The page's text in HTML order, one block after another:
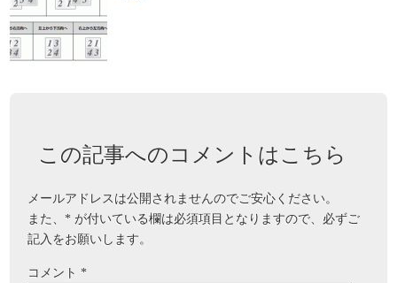
この記事へのコメントはこちら
メールアドレスは公開されませんのでご安心ください。
また、* が付いている欄は必須項目となりますので、必ずご
記入をお願いします。
コメント*